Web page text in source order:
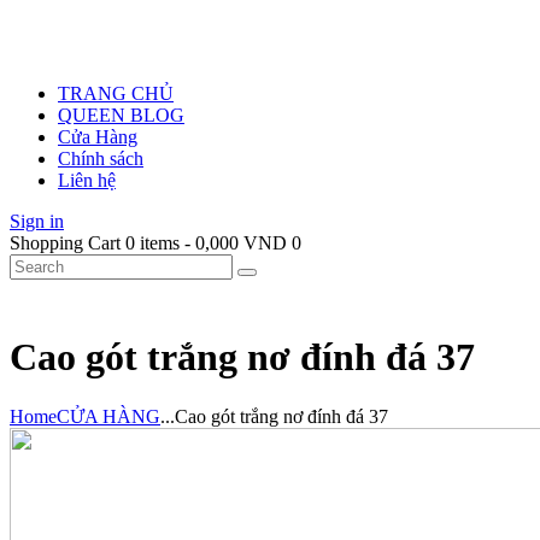
TRANG CHỦ
QUEEN BLOG
Cửa Hàng
Chính sách
Liên hệ
Sign in
Shopping Cart 0 items - 0,000 VND 0
Cao gót trắng nơ đính đá 37
HomeCỬA HÀNG...Cao gót trắng nơ đính đá 37